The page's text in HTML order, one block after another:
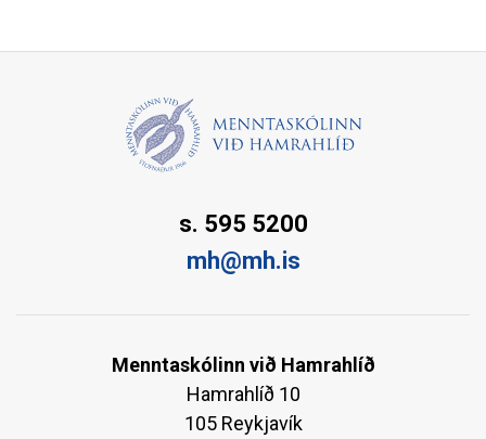
s. 595 5200
mh@mh.is
Menntaskólinn við Hamrahlíð
Hamrahlíð 10
105 Reykjavík